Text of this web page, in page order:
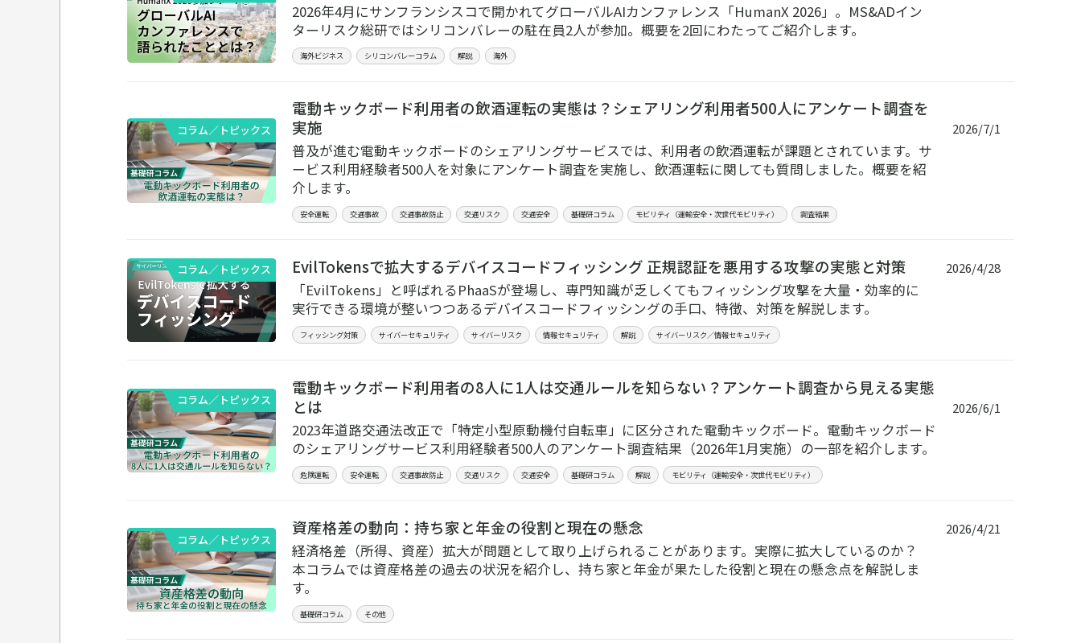
2026年4月にサンフランシスコで開かれてグローバルAIカンファレンス「HumanX 2026」。MS&ADイン
ターリスク総研ではシリコンバレーの駐在員2人が参加。概要を2回にわたってご紹介します。
海外ビジネス シリコンバレーコラム 解説 海外
コラム／トピックス
電動キックボード利用者の飲酒運転の実態は？シェアリング利用者500人にアンケート調査を
実施
普及が進む電動キックボードのシェアリングサービスでは、利用者の飲酒運転が課題とされています。サ
ービス利用経験者500人を対象にアンケート調査を実施し、飲酒運転に関しても質問しました。概要を紹
介します。
安全運転 交通事故 交通事故防止 交通リスク 交通安全 基礎研コラム モビリティ（運輸安全・次世代モビリティ） 調査結果
2026/7/1
コラム／トピックス EvilTokensで拡大するデバイスコードフィッシング 正規認証を悪用する攻撃の実態と対策
「EvilTokens」と呼ばれるPhaaSが登場し、専門知識が乏しくてもフィッシング攻撃を大量・効率的に
実行できる環境が整いつつあるデバイスコードフィッシングの手口、特徴、対策を解説します。
フィッシング対策 サイバーセキュリティ サイバーリスク 情報セキュリティ 解説 サイバーリスク／情報セキュリティ
2026/4/28
コラム／トピックス
電動キックボード利用者の8人に1人は交通ルールを知らない？アンケート調査から見える実態
とは
2023年道路交通法改正で「特定小型原動機付自転車」に区分された電動キックボード。電動キックボード
のシェアリングサービス利用経験者500人のアンケート調査結果（2026年1月実施）の一部を紹介します。
危険運転 安全運転 交通事故防止 交通リスク 交通安全 基礎研コラム 解説 モビリティ（運輸安全・次世代モビリティ）
2026/6/1
コラム／トピックス
資産格差の動向：持ち家と年金の役割と現在の懸念
経済格差（所得、資産）拡大が問題として取り上げられることがあります。実際に拡大しているのか？
本コラムでは資産格差の過去の状況を紹介し、持ち家と年金が果たした役割と現在の懸念点を解説しま
す。
基礎研コラム その他
2026/4/21